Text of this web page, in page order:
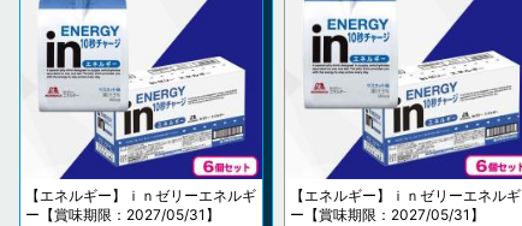
【エネルギー】ｉｎゼリーエネルギ
ー【賞味期限：2027/05/31】
【エネルギー】ｉｎゼリーエネルギ
ー【賞味期限：2027/05/31】